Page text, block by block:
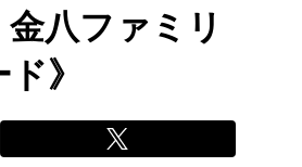
八ファミリ
》